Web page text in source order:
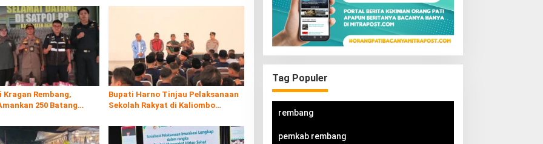
Kragan Rembang,
250 Batang
Bupati Harno Tinjau Pelaksanaan
Sekolah Rakyat di Kaliombo
Tag Populer
rembang
pemkab rembang